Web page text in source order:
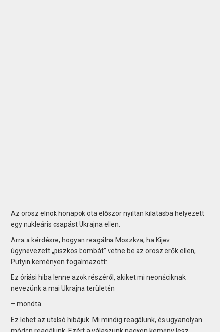
Az orosz elnök hónapok óta először nyíltan kilátásba helyezett
egy nukleáris csapást Ukrajna ellen.
Arra a kérdésre, hogyan reagálna Moszkva, ha Kijev
úgynevezett „piszkos bombát” vetne be az orosz erők ellen,
Putyin keményen fogalmazott:
Ez óriási hiba lenne azok részéről, akiket mi neonáciknak
nevezünk a mai Ukrajna területén
– mondta.
Ez lehet az utolsó hibájuk. Mi mindig reagálunk, és ugyanolyan